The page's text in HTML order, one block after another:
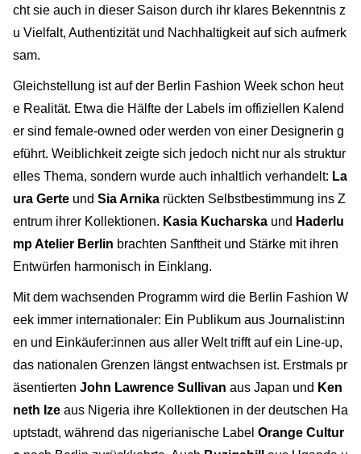
cht sie auch in dieser Saison durch ihr klares Bekenntnis z
u Vielfalt, Authentizität und Nachhaltigkeit auf sich aufmerk
sam.
Gleichstellung ist auf der Berlin Fashion Week schon heut
e Realität. Etwa die Hälfte der Labels im offiziellen Kalend
er sind female-owned oder werden von einer Designerin g
eführt. Weiblichkeit zeigte sich jedoch nicht nur als struktur
elles Thema, sondern wurde auch inhaltlich verhandelt: La
ura Gerte und Sia Arnika rückten Selbstbestimmung ins Z
entrum ihrer Kollektionen. Kasia Kucharska und Haderlu
mp Atelier Berlin brachten Sanftheit und Stärke mit ihren
Entwürfen harmonisch in Einklang.
Mit dem wachsenden Programm wird die Berlin Fashion W
eek immer internationaler: Ein Publikum aus Journalist:inn
en und Einkäufer:innen aus aller Welt trifft auf ein Line-up,
das nationalen Grenzen längst entwachsen ist. Erstmals pr
äsentierten John Lawrence Sullivan aus Japan und Ken
neth Ize aus Nigeria ihre Kollektionen in der deutschen Ha
uptstadt, während das nigerianische Label Orange Cultur